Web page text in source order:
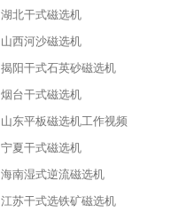
湖北干式磁选机
山西河沙磁选机
揭阳干式石英砂磁选机
烟台干式磁选机
山东平板磁选机工作视频
宁夏干式磁选机
海南湿式逆流磁选机
江苏干式选铁矿磁选机